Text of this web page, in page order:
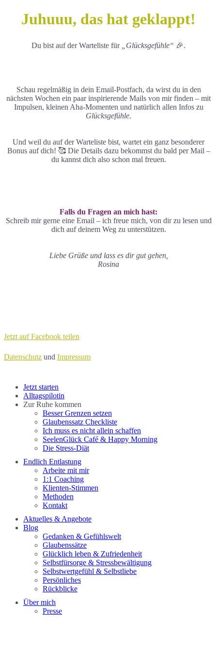
Juhuuu, das hat geklappt!
Du bist auf der Warteliste für „Glücksgefühle“ 🎉.
Schau regelmäßig in dein Email-Postfach, da wirst du in den
nächsten Wochen ein paar inspirierende Mails von mir finden – mit
Impulsen, kleinen Aha-Momenten und natürlich allen Infos zu
Glücksgefühle.
Und weil du auf der Warteliste bist, wartet ein ganz besonderer
Bonus auf dich! 🥰 Die Details dazu bekommst du bald per Mail –
du kannst dich also schon mal freuen.
Falls du Fragen an mich hast:
Schreib mir gerne eine Email – ich freue mich, von dir zu lesen und
dich auf deinem Weg zu unterstützen.
Liebe Grüße und lass es dir gut gehen,
Rosina
Jetzt auf Facebook teilen
Datenschutz und Impressum
Close
Menu
Jetzt starten
Alltagspilotin
Zur Ruhe kommen
Besser Grenzen setzen
Glaubenssatz Checkliste
Ich muss es nicht allein schaffen
SeelenGlück Café & Happy Morning
Die Stress-Diät
Endlich Entlastung
Arbeite mit mir
1:1 Coaching
Klienten-Stimmen
Methoden
Kontakt
Aktuelles & Angebote
Blog
Gedanken & Gefühlswelt
Glaubenssätze
Glücklich leben & Zufriedenheit
Selbstfürsorge & Stressbewältigung
Selbstwertgefühl & Selbstliebe
Persönliches
Rückblicke
Über mich
Presse